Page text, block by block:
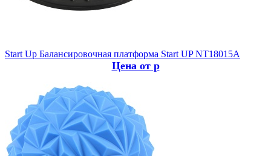
Start Up Балансировочная платформа Start UP NT18015A
Цена от р